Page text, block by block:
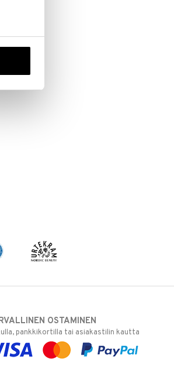
OSTAMINEN
pankkikortilla tai asiakastilin kautta